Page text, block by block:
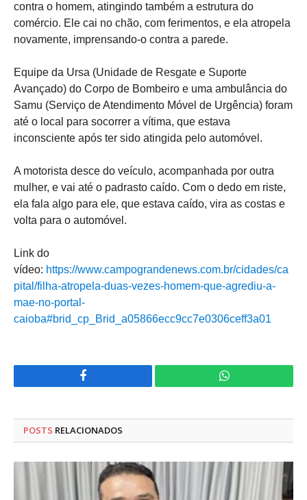
contra o homem, atingindo também a estrutura do
comércio. Ele cai no chão, com ferimentos, e ela atropela
novamente, imprensando-o contra a parede.
Equipe da Ursa (Unidade de Resgate e Suporte
Avançado) do Corpo de Bombeiro e uma ambulância do
Samu (Serviço de Atendimento Móvel de Urgência) foram
até o local para socorrer a vítima, que estava
inconsciente após ter sido atingida pelo automóvel.
A motorista desce do veículo, acompanhada por outra
mulher, e vai até o padrasto caído. Com o dedo em riste,
ela fala algo para ele, que estava caído, vira as costas e
volta para o automóvel.
Link do
vídeo: https://www.campograndenews.com.br/cidades/ca
pital/filha-atropela-duas-vezes-homem-que-agrediu-a-
mae-no-portal-
caioba#brid_cp_Brid_a05866ecc9cc7e0306ceff3a01
Facebook WhatsApp
POSTS RELACIONADOS